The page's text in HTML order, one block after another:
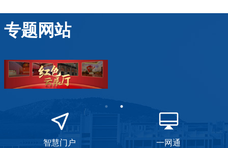
专题网站
智慧门户 一网通